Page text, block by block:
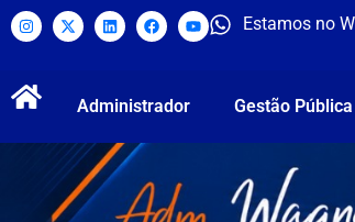
Estamos no
Administrador Gestão